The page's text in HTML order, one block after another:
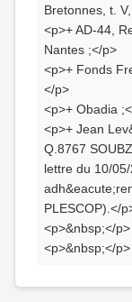
Bretonnes, t.
<p>+ AD-44,
Nantes ;</p>
<p>+ Fonds
</p>
<p>+ Obadia
<p>+ Jean
Q.8767
lettre du 10/
PLESCOP).</
<p>&nbsp;</p>
<p>&nbsp;</p>